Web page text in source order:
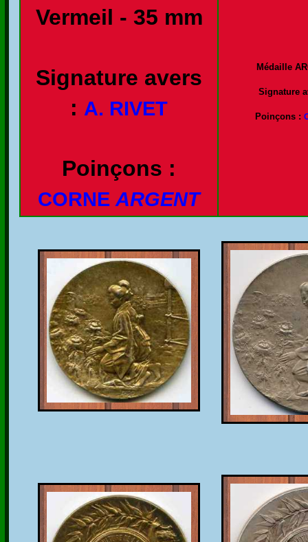
Vermeil - 35 mm
Signature avers
: A. RIVET
Poinçons :
CORNE ARGENT
Médaille
Signature
Poinçons :